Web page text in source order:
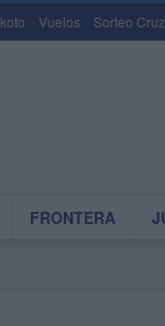
Vuelos Sorteo
FRONTERA